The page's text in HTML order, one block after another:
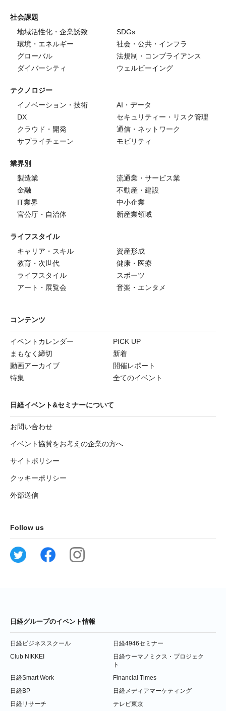
社会課題
地域活性化・企業誘致
SDGs
環境・エネルギー
社会・公共・インフラ
グローバル
法規制・コンプライアンス
ダイバーシティ
ウェルビーイング
テクノロジー
イノベーション・技術
AI・データ
DX
セキュリティー・リスク管理
クラウド・開発
通信・ネットワーク
サプライチェーン
モビリティ
業界別
製造業
流通業・サービス業
金融
不動産・建設
IT業界
中小企業
官公庁・自治体
新産業領域
ライフスタイル
キャリア・スキル
資産形成
教育・次世代
健康・医療
ライフスタイル
スポーツ
アート・展覧会
音楽・エンタメ
コンテンツ
イベントカレンダー
PICK UP
まもなく締切
新着
動画アーカイブ
開催レポート
特集
全てのイベント
日経イベント&セミナーについて
お問い合わせ
イベント協賛をお考えの企業の方へ
サイトポリシー
クッキーポリシー
外部送信
Follow us
日経グループのイベント情報
日経ビジネススクール
日経4946セミナー
Club NIKKEI
日経ウーマノミクス・プロジェク
ト
日経Smart Work
Financial Times
日経BP
日経メディアマーケティング
日経リサーチ
テレビ東京